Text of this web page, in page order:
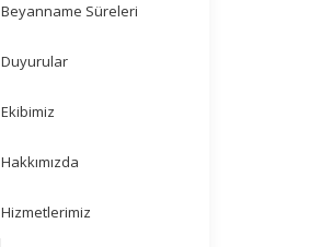
Beyanname Süreleri
Duyurular
Ekibimiz
Hakkımızda
Hizmetlerimiz